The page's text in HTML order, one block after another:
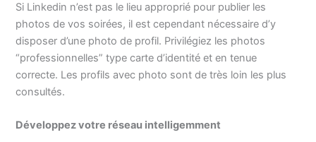
Si Linkedin n’est pas le lieu approprié pour publier les
photos de vos soirées, il est cependant nécessaire d’y
disposer d’une photo de profil. Privilégiez les photos
“professionnelles” type carte d’identité et en tenue
correcte. Les profils avec photo sont de très loin les plus
consultés.
Développez votre réseau intelligemment